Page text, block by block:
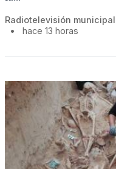
Radiotelevisión
•
hace 13 horas